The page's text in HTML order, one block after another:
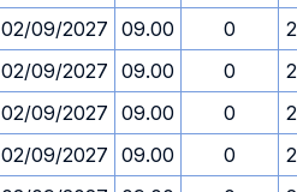
02/09/2027 09.00 0
02/09/2027 09.00 0
02/09/2027 09.00 0
02/09/2027 09.00 0